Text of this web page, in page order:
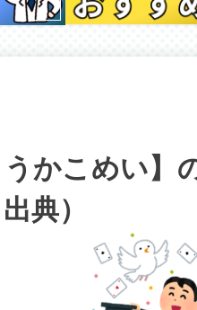
かこめい】
典）